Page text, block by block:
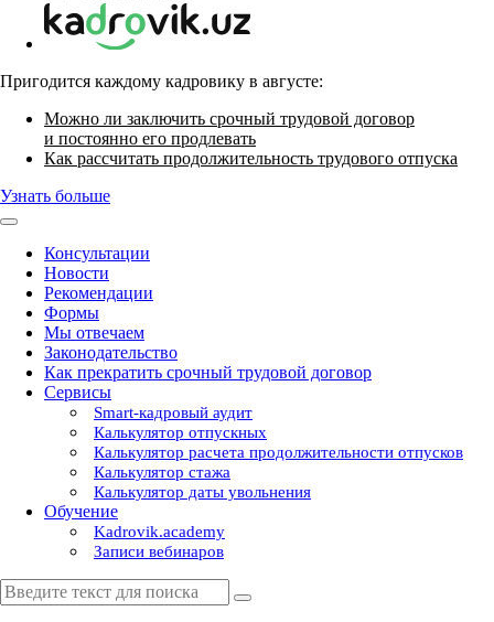
Пригодится каждому кадровику в августе:
Можно ли заключить срочный трудовой договор
и постоянно его продлевать
Как рассчитать продолжительность трудового отпуска
Узнать больше
Консультации
Новости
Рекомендации
Формы
Мы отвечаем
Законодательство
Как прекратить срочный трудовой договор
Сервисы
Smart-кадровый аудит
Калькулятор отпускных
Калькулятор расчета продолжительности отпусков
Калькулятор стажа
Калькулятор даты увольнения
Обучение
Kadrovik.academy
Записи вебинаров